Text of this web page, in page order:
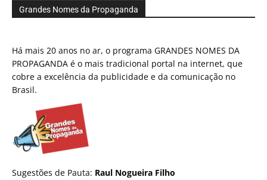
Grandes Nomes da Propaganda
Há mais 20 anos no ar, o programa GRANDES NOMES DA
PROPAGANDA é o mais tradicional portal na internet, que
cobre a excelência da publicidade e da comunicação no
Brasil.
Sugestões de Pauta: Raul Nogueira Filho